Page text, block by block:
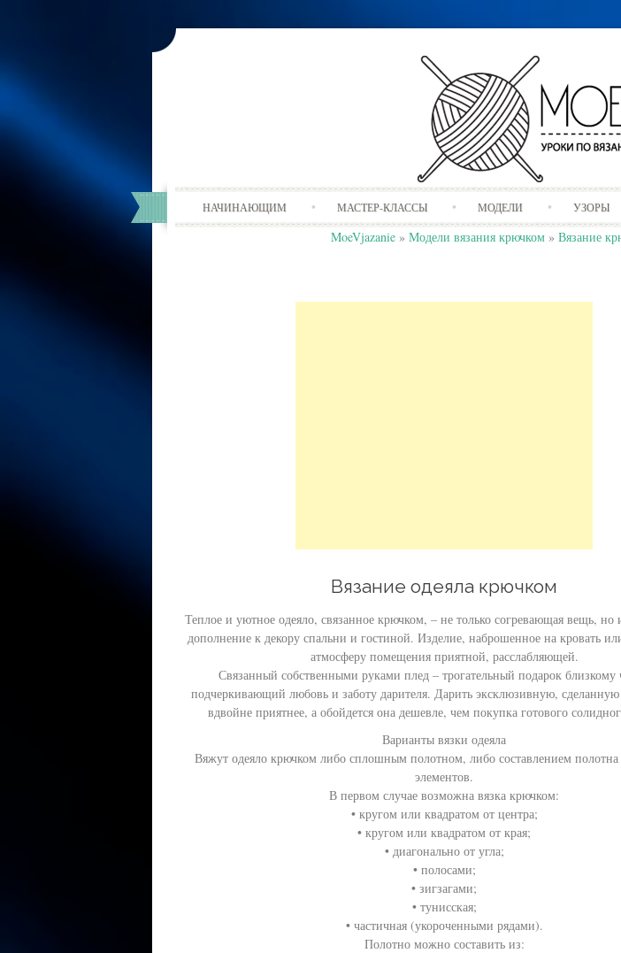
Skip
to
НАЧИНАЮЩИМ МАСТЕР-КЛАССЫ МОДЕЛИ УЗОРЫ
MoeVjazanie » Модели вязания крючком » Вязание
Вязание одеяла крючком
Теплое и уютное одеяло, связанное крючком, – не только согревающая вещь, но
дополнение к декору спальни и гостиной. Изделие, наброшенное на кровать
атмосферу помещения приятной, расслабляющей.
Связанный собственными руками плед – трогательный подарок близкому
подчеркивающий любовь и заботу дарителя. Дарить эксклюзивную,
вдвойне приятнее, а обойдется она дешевле, чем покупка готового
Варианты вязки одеяла
Вяжут одеяло крючком либо сплошным полотном, либо составлением полотна
элементов.
В первом случае возможна вязка крючком:
• кругом или квадратом от центра;
• кругом или квадратом от края;
• диагонально от угла;
• полосами;
• зигзагами;
• тунисская;
• частичная (укороченными рядами).
Полотно можно составить из: